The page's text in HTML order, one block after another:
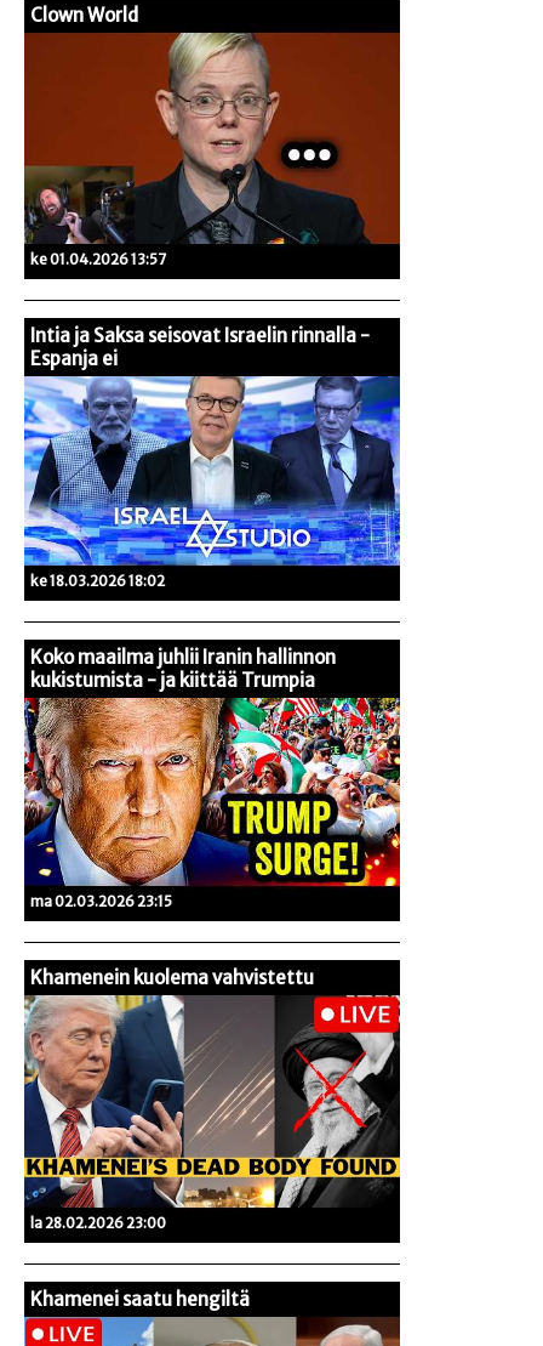
Clown World
ke 01.04.2026 13:57
Intia ja Saksa seisovat Israelin rinnalla -
Espanja ei
ke 18.03.2026 18:02
Koko maailma juhlii Iranin hallinnon
kukistumista - ja kiittää Trumpia
ma 02.03.2026 23:15
Khamenein kuolema vahvistettu
la 28.02.2026 23:00
Khamenei saatu hengiltä